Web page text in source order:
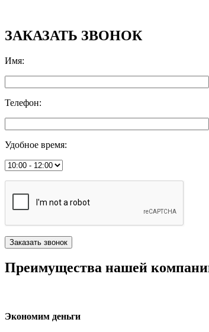
ЗАКАЗАТЬ ЗВОНОК
Имя:
Телефон:
Удобное время:
Преимущества нашей
Экономим деньги